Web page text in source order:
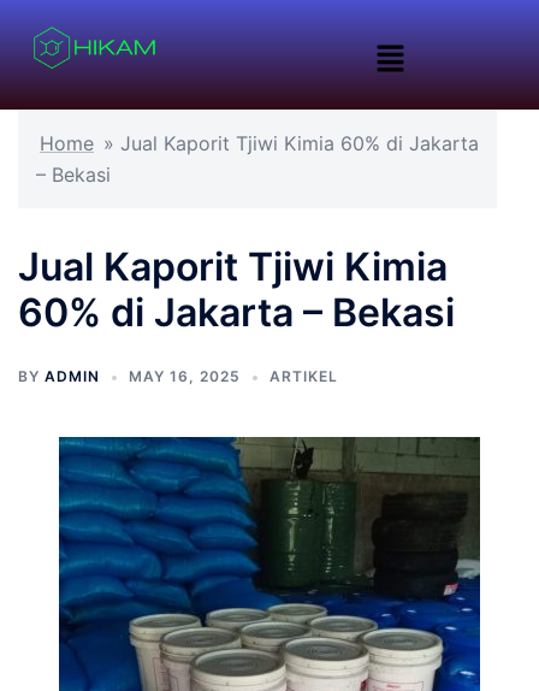
Home » Jual Kaporit Tjiwi Kimia 60% di Jakarta
– Bekasi
Jual Kaporit Tjiwi Kimia
60% di Jakarta – Bekasi
BY ADMIN MAY 16, 2025 ARTIKEL